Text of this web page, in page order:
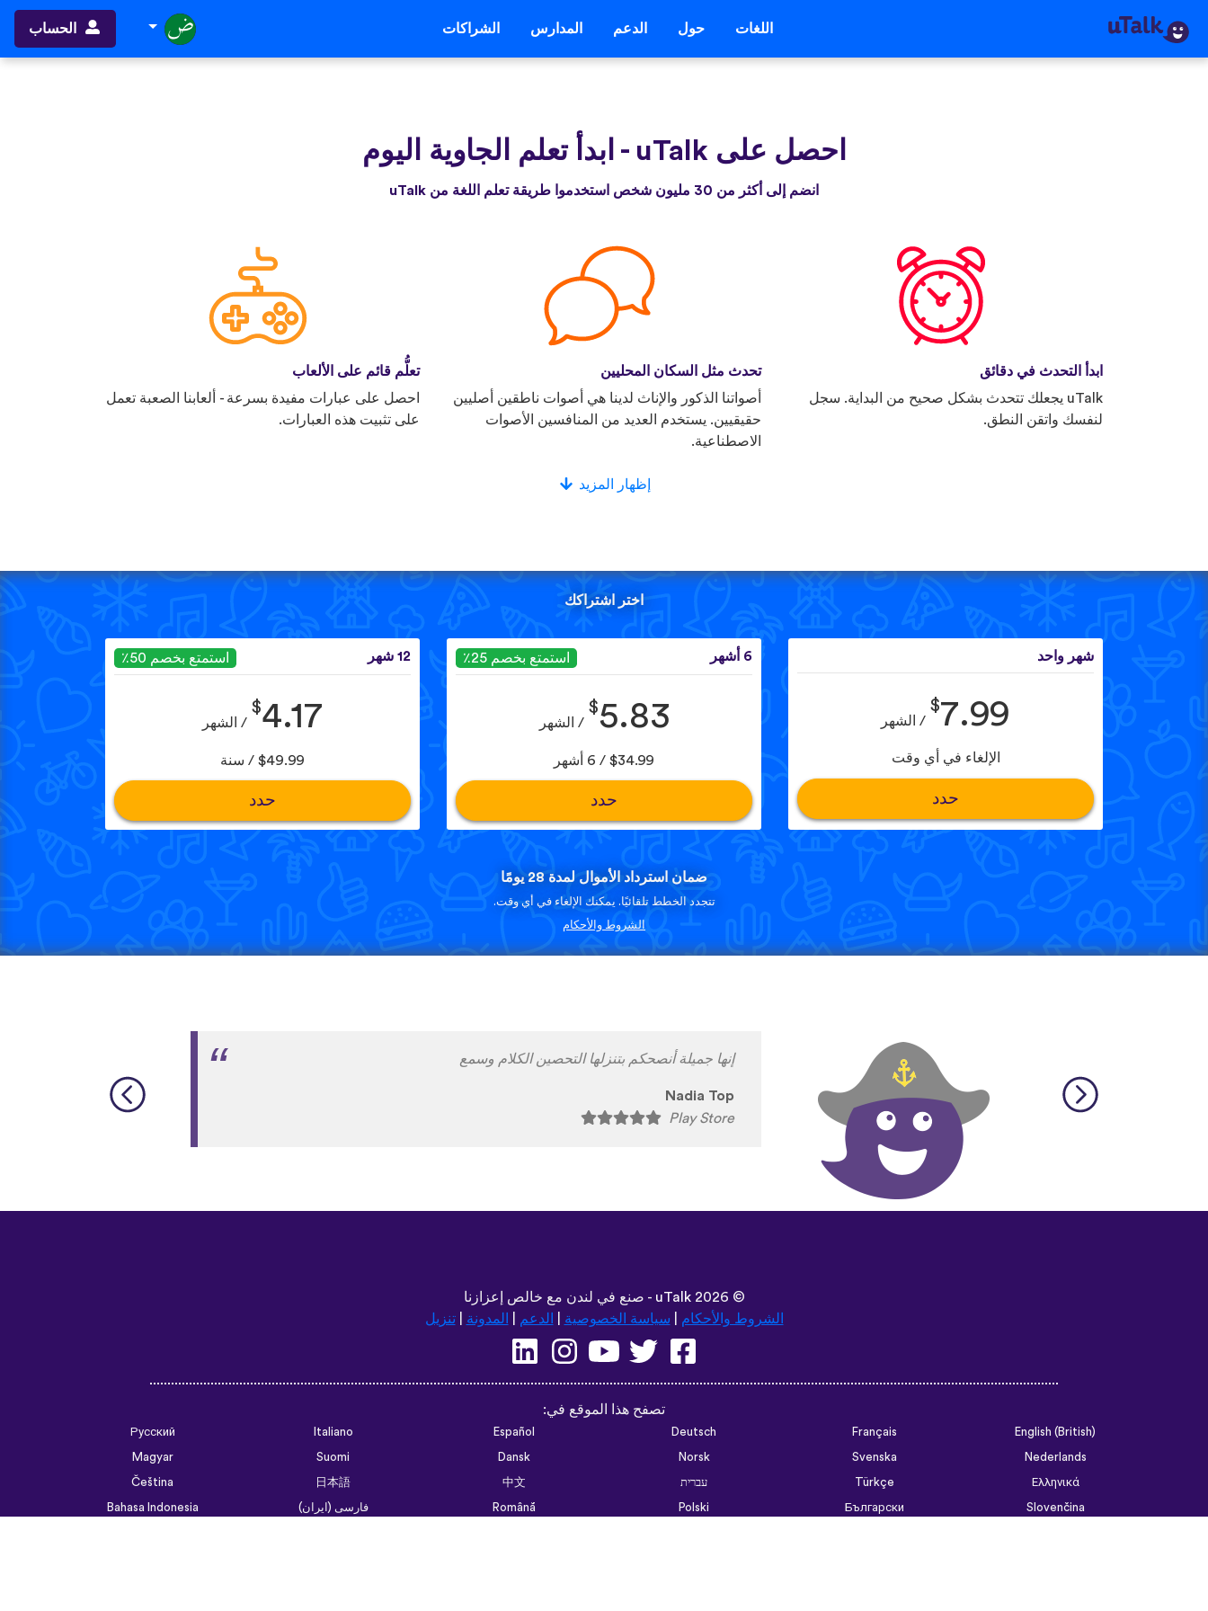
اللغات حول الدعم المدارس الشراكات الحساب
احصل على uTalk - ابدأ تعلم الجاوية اليوم
انضم إلى أكثر من 30 مليون شخص استخدموا طريقة تعلم اللغة من uTalk
ابدأ التحدث في دقائق
uTalk يجعلك تتحدث بشكل صحيح من البداية. سجل
لنفسك واتقن النطق.
تحدث مثل السكان المحليين
أصواتنا الذكور والإناث لدينا هي أصوات ناطقين أصليين
حقيقيين. يستخدم العديد من المنافسين الأصوات
الاصطناعية.
تعلُّم قائم على الألعاب
احصل على عبارات مفيدة بسرعة - ألعابنا الصعبة تعمل
على تثبيت هذه العبارات.
إظهار المزيد
اختر اشتراكك
شهر واحد
$7.99 / الشهر
الإلغاء في أي وقت
حدد
6 أشهر استمتع بخصم 25٪
$5.83 / الشهر
$34.99 / 6 أشهر
حدد
12 شهر استمتع بخصم 50٪
$4.17 / الشهر
$49.99 / سنة
حدد
ضمان استرداد الأموال لمدة 28 يومًا
تتجدد الخطط تلقائيًا. يمكنك الإلغاء في أي وقت.
الشروط والأحكام
افضل تطبيق لغات في العالم👍
♥
️🥰
🇹🇷
🧿
💯
🥰
Nadiah Issa
Play Store
تصفح هذا الموقع في:
English (British)
Français
Deutsch
Español
Italiano
Русский
Ελληνικά
Türkçe עברית 中文
日本語
Čeština
Slovenčina
Български
Polski
Română فارسی (ایران)
Bahasa Indonesia
ไทย
Tiếng Việt
한국어
Português do Brasil
Українська
العربية الرسمية الحديثة
Монгол
Azərbaycan dili